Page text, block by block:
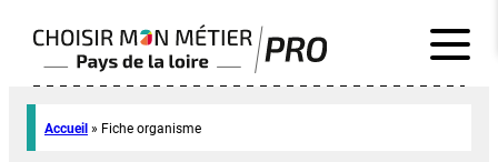
Accueil » Fiche organisme